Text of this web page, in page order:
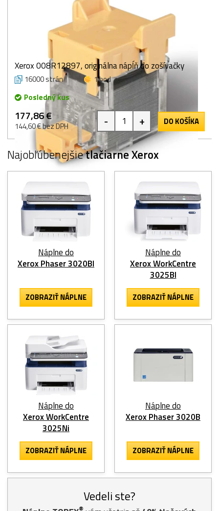
Xerox 008R12897, originálna nápĺň do zošívačky
16000 strán
1 bod
Posledný kus
177,86 €
144,60 € bez DPH - + DO KOŠÍKA
Najobľúbenejšietlačiarne Xerox
Náplne do
Xerox Phaser 3020BI
ZOBRAZIŤ NÁPLNE
Náplne do
Xerox WorkCentre
3025BI
ZOBRAZIŤ NÁPLNE
Náplne do
Xerox WorkCentre
3025Ni
ZOBRAZIŤ NÁPLNE
Náplne do
Xerox Phaser 3020B
ZOBRAZIŤ NÁPLNE
Vedeli ste?
®